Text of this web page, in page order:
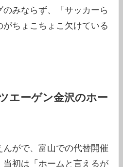
みならず、「サッカーら
がちょこちょこ欠けている
エーゲン金沢のホー
がで、富山での代替開催
当初は「ホームと言えるが